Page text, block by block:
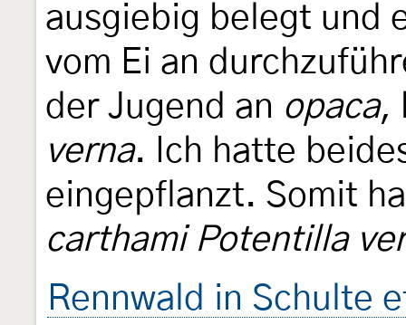
ausgiebig belegt und
vom Ei an
der Jugend an opaca,
verna. Ich hatte
eingepflanzt. Somit
carthami Potentilla
Rennwald in Schulte